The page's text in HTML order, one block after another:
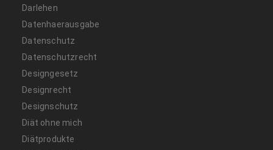
Darlehen
Datenhaerausgabe
Datenschutz
Datenschutzrecht
Designgesetz
Designrecht
Designschutz
Diät ohne mich
Diätprodukte